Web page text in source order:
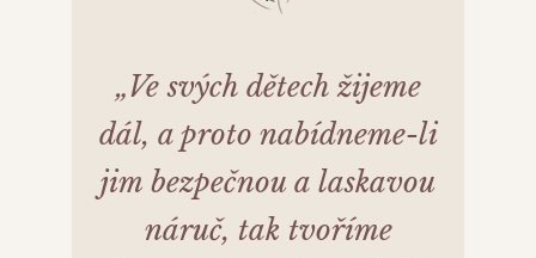
„Ve svých dětech žijeme
dál, a proto nabídneme-li
jim bezpečnou a laskavou
náruč, tak tvoříme